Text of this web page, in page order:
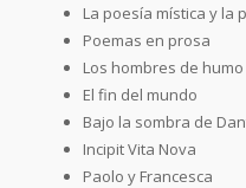
La poesía mística y la
Poemas en prosa
Los hombres de humo
El fin del mundo
Bajo la sombra de
Incipit Vita Nova
Paolo y Francesca